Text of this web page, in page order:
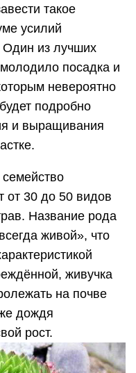
такое
усилий
Один из лучших
посадка и
невероятно
подробно
и выращивания
от 30 до 50 видов
Название рода
живой», что
живучка
на почве
дождя
рост.